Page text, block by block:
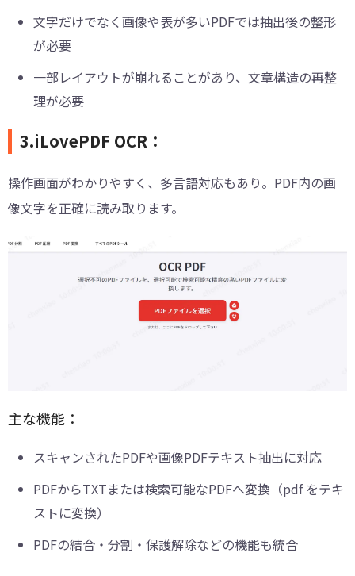
文字だけでなく画像や表が多いPDFでは抽出後の整形
が必要
一部レイアウトが崩れることがあり、文章構造の再整
理が必要
3.iLovePDF OCR：
操作画面がわかりやすく、多言語対応もあり。PDF内の画
像文字を正確に読み取ります。
主な機能：
スキャンされたPDFや画像PDFテキスト抽出に対応
PDFからTXTまたは検索可能なPDFへ変換（pdf をテキ
ストに変換）
PDFの結合・分割・保護解除などの機能も統合